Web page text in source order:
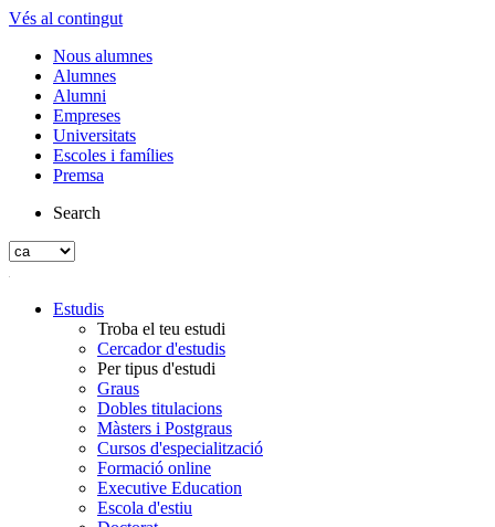
Vés al contingut
Nous alumnes
Alumnes
Alumni
Empreses
Universitats
Escoles i famílies
Premsa
Search
Estudis
Troba el teu estudi
Cercador d'estudis
Per tipus d'estudi
Graus
Dobles titulacions
Màsters i Postgraus
Cursos d'especialització
Formació online
Executive Education
Escola d'estiu